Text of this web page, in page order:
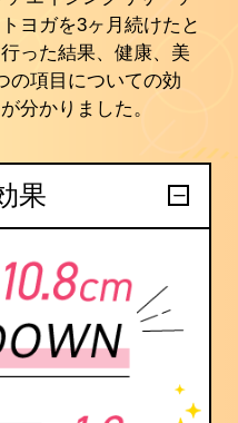
ヨガを3ヶ月続けたと
った結果、健康、美
の項目についての効
分かりました。
果